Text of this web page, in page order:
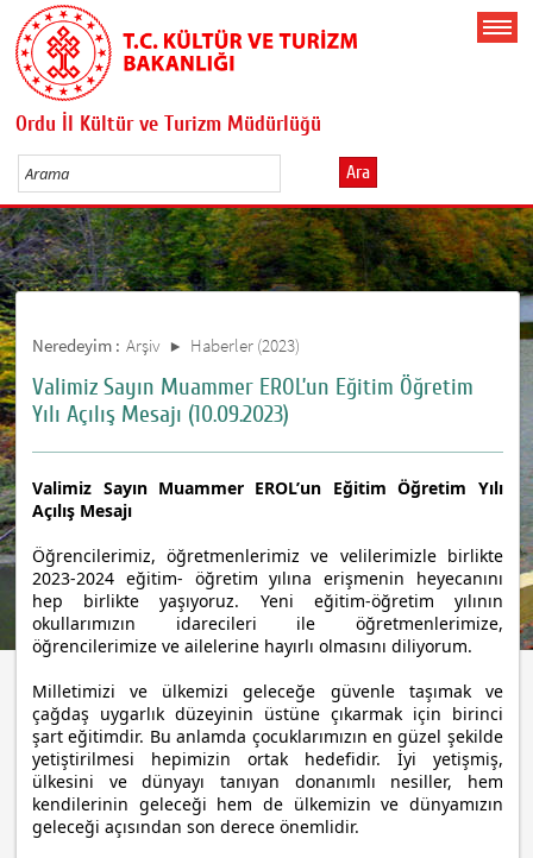
Ordu İl Kültür ve Turizm Müdürlüğü
Ara
Neredeyim : Arşiv Haberler (2023)
Valimiz Sayın Muammer EROL’un Eğitim Öğretim
Yılı Açılış Mesajı (10.09.2023)
Valimiz Sayın Muammer EROL’un Eğitim Öğretim Yılı
Açılış Mesajı
Öğrencilerimiz, öğretmenlerimiz ve velilerimizle birlikte
2023-2024 eğitim- öğretim yılına erişmenin heyecanını
hep birlikte yaşıyoruz. Yeni eğitim-öğretim yılının
okullarımızın idarecileri ile öğretmenlerimize,
öğrencilerimize ve ailelerine hayırlı olmasını diliyorum.
Milletimizi ve ülkemizi geleceğe güvenle taşımak ve
çağdaş uygarlık düzeyinin üstüne çıkarmak için birinci
şart eğitimdir. Bu anlamda çocuklarımızın en güzel şekilde
yetiştirilmesi hepimizin ortak hedefidir. İyi yetişmiş,
ülkesini ve dünyayı tanıyan donanımlı nesiller, hem
kendilerinin geleceği hem de ülkemizin ve dünyamızın
geleceği açısından son derece önemlidir.